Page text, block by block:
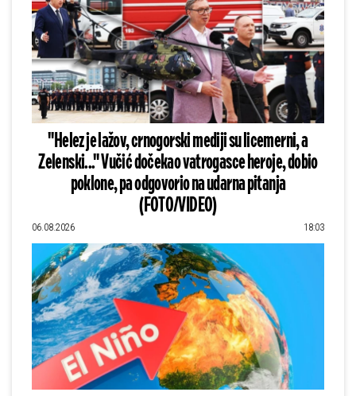
"Helez je lažov, crnogorski mediji su licemerni, a
Zelenski..." Vučić dočekao vatrogasce heroje, dobio
poklone, pa odgovorio na udarna pitanja
(FOTO/VIDEO)
06.08.2026 18:03